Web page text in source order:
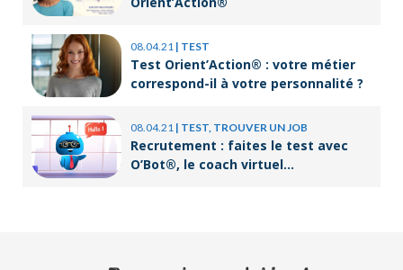
08.04.21 | TEST
Test Orient’Action® : votre métier
correspond-il à votre personnalité ?
08.04.21 | TEST, TROUVER UN JOB
Recrutement : faites le test avec
O’Bot®, le coach virtuel